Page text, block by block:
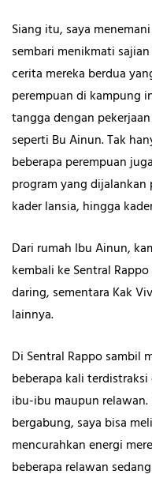
Siang itu, saya
sembari menikmati
cerita mereka berdua
perempuan di kampung
tangga dengan
seperti Bu Ainun. Tak
beberapa perempuan
program yang dijalankan
kader lansia, hingga
Dari rumah Ibu Ainun,
kembali ke Sentral
daring, sementara Kak
lainnya.
Di Sentral Rappo sambil
beberapa kali
ibu-ibu maupun
bergabung, saya bisa
mencurahkan energi
beberapa relawan